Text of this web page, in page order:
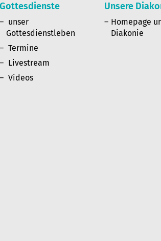
Gottesdienste
unser
Gottesdienstleben
Termine
Livestream
Videos
Unsere
Homepage
Diakonie